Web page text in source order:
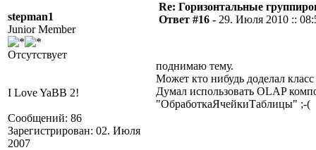
stepman1
Junior Member
Отсутствует
I Love YaBB 2!
Сообщений: 86
Зарегистрирован: 02. Июля
2007
Re: Горизонтальные
Ответ #16 - 29. Июля 2010 ::
поднимаю тему.
Может кто нибудь доделал
Думал использовать OLAP
"ОбработкаЯчейкиТаблицы" ;-(